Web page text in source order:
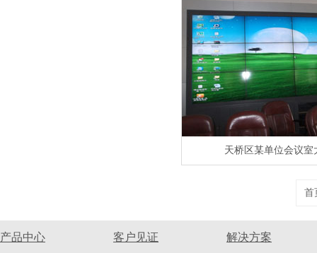
天桥区某单位会议室
首
产品中心 客户见证 解决方案